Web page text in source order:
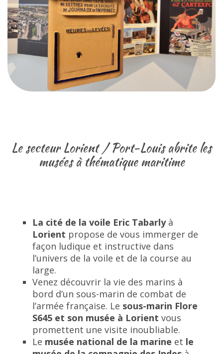
Le secteur Lorient / Port-Louis abrite les
musées à thématique maritime
La cité de la voile Eric Tabarlyà
Lorient propose de vous immerger de
façon ludique et instructive dans
l’univers de la voile et de la course au
large.
Venez découvrir la vie des marins à
bord d’un sous-marin de combat de
l’armée française. Le sous-marin Flore
S645 et son musée à Lorient vous
promettent une visite inoubliable.
Le musée national de la marine et le